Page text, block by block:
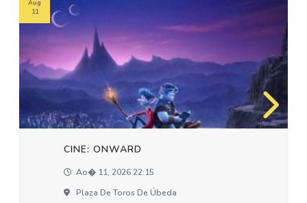
CINE: ONWARD
Ao� 11, 2026 22:15
Plaza De Toros De Úbeda
Aug
11